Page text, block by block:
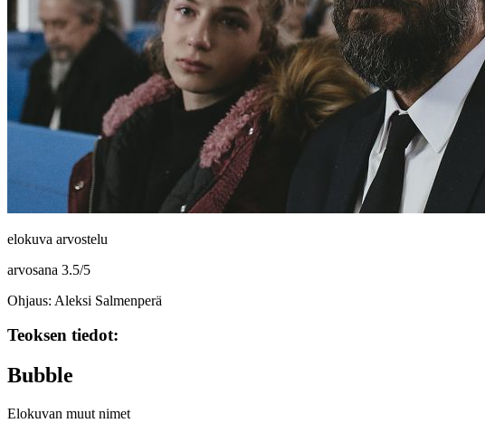
elokuva arvostelu
arvosana 3.5/5
Ohjaus: Aleksi Salmenperä
Teoksen tiedot:
Bubble
Elokuvan muut nimet